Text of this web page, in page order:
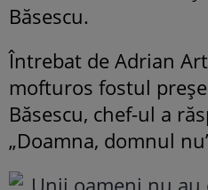
Băsescu.
Întrebat de Adrian
mofturos fostul
Băsescu, chef-ul a
„Doamna, domnul